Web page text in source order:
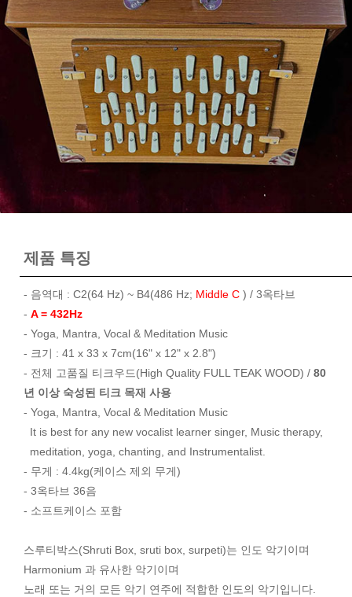
제품 특징
- 음역대 : C2(64 Hz) ~ B4(486 Hz; Middle C ) / 3옥타브
- A = 432Hz
- Yoga, Mantra, Vocal & Meditation Music
- 크기 : 41 x 33 x 7cm(16" x 12" x 2.8")
- 전체 고품질 티크우드(High Quality FULL TEAK WOOD) / 80
년 이상 숙성된 티크 목재 사용
- Yoga, Mantra, Vocal & Meditation Music
It is best for any new vocalist learner singer, Music therapy,
meditation, yoga, chanting, and Instrumentalist.
- 무게 : 4.4kg(케이스 제외 무게)
- 3옥타브 36음
- 소프트케이스 포함
스루티박스(Shruti Box, sruti box, surpeti)는 인도 악기이며
Harmonium 과 유사한 악기이며
노래 또는 거의 모든 악기 연주에 적합한 인도의 악기입니다.